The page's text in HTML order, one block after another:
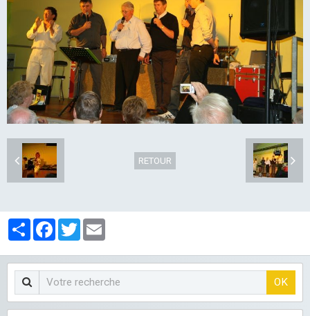
LES CLUBS
RETOUR
PartagerFacebook
Twitter
OK